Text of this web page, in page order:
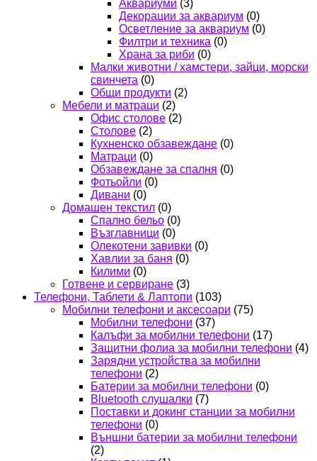
Аквариуми (3)
Декорации за аквариум (0)
Осветление за аквариум (0)
Филтри и техника (0)
Храна за риби (0)
Малки животни / хамстери, зайци, морски
свинчета (0)
Общи продукти (2)
Мебели и матраци (2)
Офис столове (2)
Столове (2)
Кухненско обзавеждане (0)
Матраци (0)
Обзавеждане за спалня (0)
Фотьойли (0)
Дивани (0)
Домашен текстил (0)
Спално бельо (0)
Възглавници (0)
Олекотени завивки (0)
Хавлии за баня (0)
Килими (0)
Готвене и сервиране (3)
Телефони, Таблети & Лаптопи (103)
Мобилни телефони и аксесоари (75)
Мобилни телефони (37)
Калъфи за мобилни телефони (17)
Защитни фолиа за мобилни телефони (4)
Зарядни устройства за мобилни
телефони (2)
Батерии за мобилни телефони (0)
Bluetooth слушалки (7)
Поставки и докинг станции за мобилни
телефони (0)
Външни батерии за мобилни телефони
(2)